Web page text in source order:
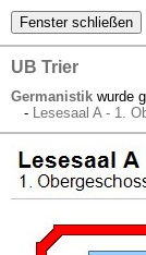
UB Trier
Germanistik wurde
- Lesesaal A - 1.